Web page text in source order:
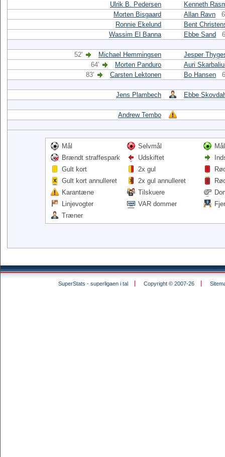
Ulrik B. Pedersen
Kenneth
Morten Bisgaard
Allan Ravn
Ronnie Ekelund
Bent
Wassim El Banna
Ebbe Sand
52' Michael Hemmingsen
Jesper
64'
Morten Panduro
Auri
83'
Carsten Lektonen Bo Hansen
Jens Plambech Ebbe
Andrew Tembo
Mål Selvmål
Brændt straffespark
Udskiftet
Gult kort
2x gul
Gult kort annulleret
2x gul annulleret
Karantæne
Tilskuere
Linjevogter
VAR dommer
Træner
SuperStats - superligaen i tal Copyright © 2007-26